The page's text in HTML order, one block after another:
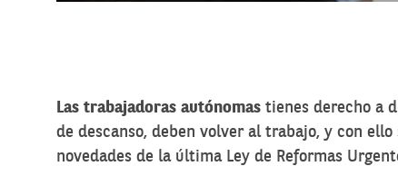
Las trabajadoras autónomas tienes derecho a
de descanso, deben volver al trabajo, y con
novedades de la última Ley de Reformas